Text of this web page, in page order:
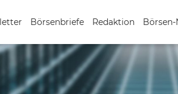
Börsenbriefe Redaktion Börsen-